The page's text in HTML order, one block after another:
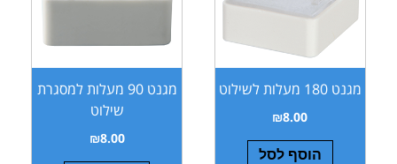
מגנט 180 מעלות לשילוט
₪8.00
הוסף לסל
מגנט 90 מעלות למסגרת
שילוט
₪8.00